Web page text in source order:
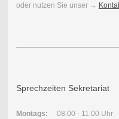
oder nutzen Sie unser →
Sprechzeiten Sekretariat
Montags: 08.00 - 11.00 Uhr